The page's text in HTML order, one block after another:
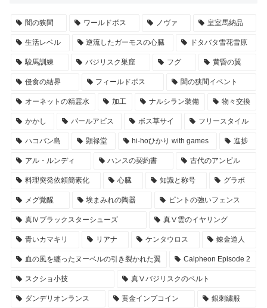
闇の狭間 ワールドボス ノヴァ 皇室馬納品
生活レベル 逆流したガーモスの心臓 ドタバタ雪花雪原
駿馬訓練 バジリスク巣窟 フグ 黄昏の翼
侵食の結界 フィールドボス 闇の狭間イベント
オーネットの精霊水 加工 ナルシラン装備 物々交換
かかし パールアビス ボス草サイ フリースタイル
ハコバン島 顕禄堂 hi-hoひかり with games 進捗
アル・ルンディ ハンスの契約書 古代のアンビル
料理突発依頼簡素化 心臓 知識と称号 グラボ
メグ覚醒 埃まみれの陶器 ピントの強いフェンス
真Ⅳブラックスターシューズ 真Ⅴ雲のイヤリング
青いカマキリ リアナ ケンタウロス 錬金道人
血の風を纏ったヌーベルの引き裂かれた翼 Calpheon Episode 2
スクショ小技 真Ⅴバジリスクのベルト
ダンデリオンランス 黄金インプコイン 銀刺繍服